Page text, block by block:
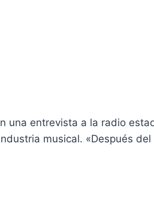
entrevista a la radio
musical. «Después